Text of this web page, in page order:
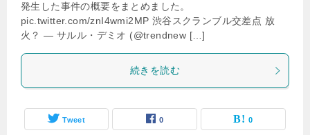
発生した事件の概要をまとめました。
pic.twitter.com/znI4wmi2MP 渋谷スクランブル交差点 放
火？ — サルル・デミオ (@trendnew […]
続きを読む
Tweet 0 0